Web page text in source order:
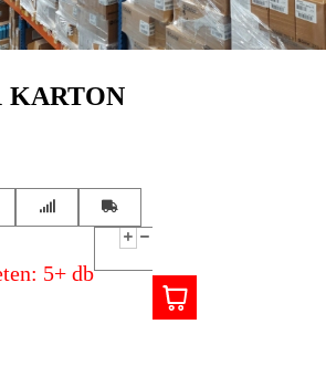
KARTON
5+ db